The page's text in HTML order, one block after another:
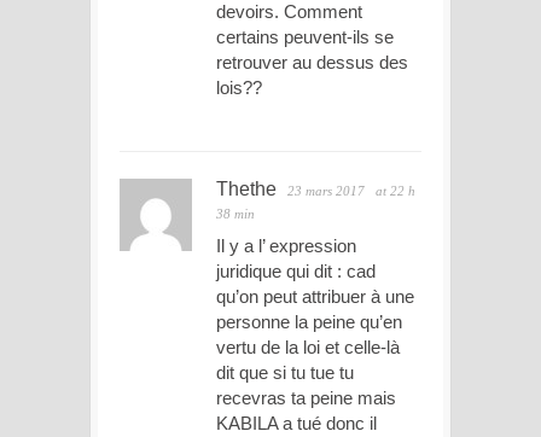
devoirs. Comment
certains peuvent-ils se
retrouver au dessus des
lois??
Thethe 23 mars 2017
at 22 h
38 min
Il y a l’ expression
juridique qui dit : cad
qu’on peut attribuer à une
personne la peine qu’en
vertu de la loi et celle-là
dit que si tu tue tu
recevras ta peine mais
KABILA a tué donc il